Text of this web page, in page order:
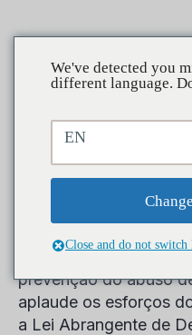
Atualização
Chamada à
Como líder sem fins
prevenção do abuso
aplaude os esforços
a Lei Abrangente de
We've detected you
different language.
EN
Close and do not switch